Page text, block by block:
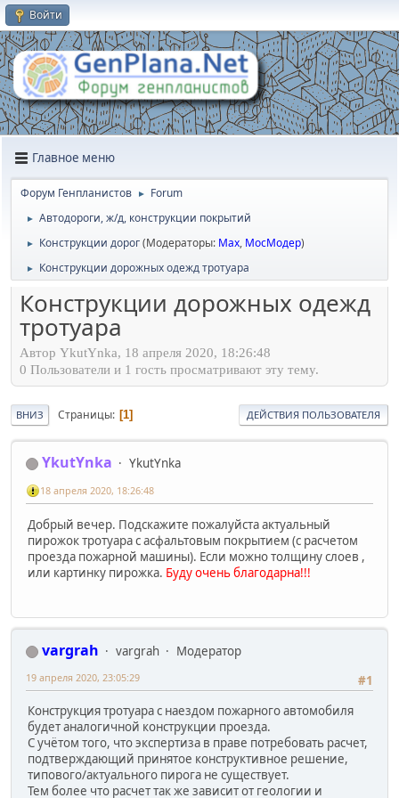
Войти
Главное меню
Форум Генпланистов ► Forum
► Автодороги, ж/д, конструкции покрытий
► Конструкции дорог(Модераторы: Max, МосМодер)
► Конструкции дорожных одежд тротуара
Конструкции дорожных одежд
тротуара
Автор YkutYnka, 18 апреля 2020, 18:26:48
0 Пользователи и 1 гость просматривают эту тему.
ВНИЗ Страницы 1 ДЕЙСТВИЯ ПОЛЬЗОВАТЕЛЯ
YkutYnka YkutYnka
18 апреля 2020, 18:26:48
Добрый вечер. Подскажите пожалуйста актуальный
пирожок тротуара с асфальтовым покрытием (с расчетом
проезда пожарной машины). Если можно толщину слоев ,
или картинку пирожка. Буду очень благодарна!!!
vargrah vargrah
Модератор
#1
19 апреля 2020, 23:05:29
Конструкция тротуара с наездом пожарного автомобиля
будет аналогичной конструкции проезда.
С учётом того, что экспертиза в праве потребовать расчет,
подтверждающий принятое конструктивное решение,
типового/актуального пирога не существует.
Тем более что расчет так же зависит от геологии и